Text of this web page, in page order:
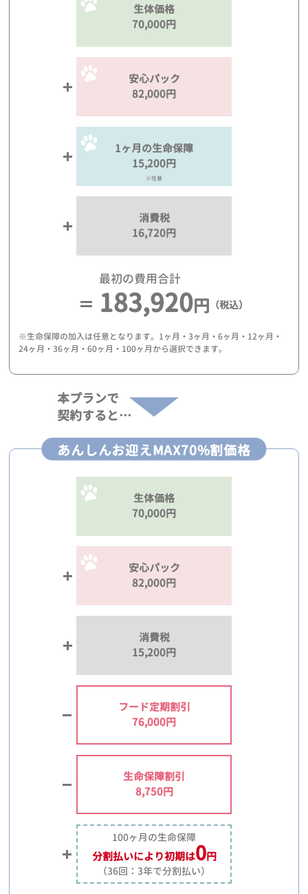
生体価格
70,000円
安心パック
82,000円
1ヶ月の生命保障
15,200円
※任意
消費税
16,720円
最初の費用合計
183,920円 （税込）
※生命保障の加入は任意となります。1ヶ月・3ヶ月・6ヶ月・12ヶ月・
24ヶ月・36ヶ月・60ヶ月・100ヶ月から選択できます。
本プランで
契約すると…
あんしんお迎えMAX70%割価格
生体価格
70,000円
安心パック
82,000円
消費税
15,200円
フード定期割引
76,000円
生命保障割引
8,750円
100ヶ月の生命保障
分割払いにより初期は0円
（36回：3年で分割払い）